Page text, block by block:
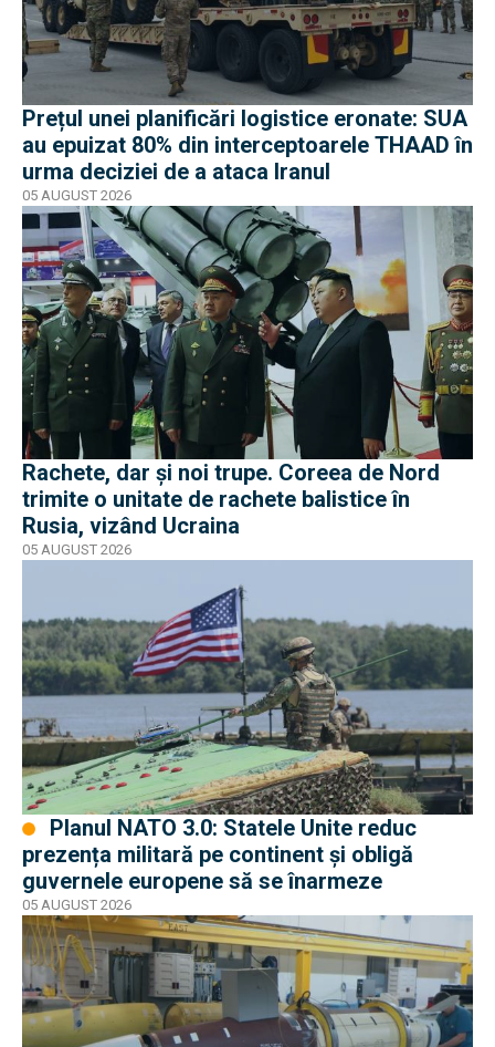
Prețul unei planificări logistice eronate: SUA
au epuizat 80% din interceptoarele THAAD în
urma deciziei de a ataca Iranul
05 AUGUST 2026
Rachete, dar și noi trupe. Coreea de Nord
trimite o unitate de rachete balistice în
Rusia, vizând Ucraina
05 AUGUST 2026
prezența militară pe continent și obligă
guvernele europene să se înarmeze
05 AUGUST 2026